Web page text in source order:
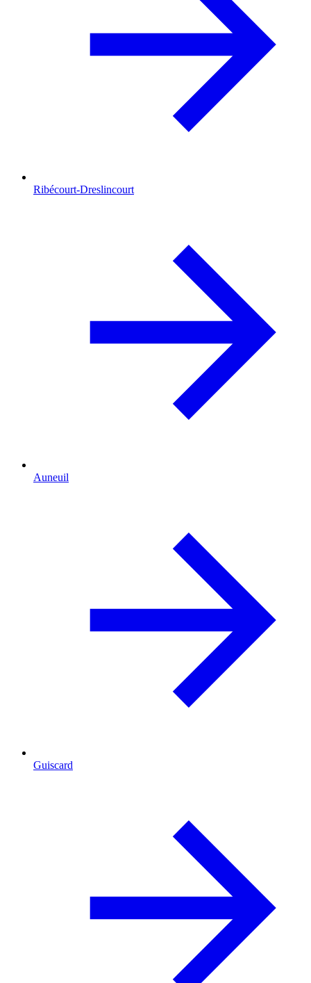
Ribécourt-Dreslincourt
Auneuil
Guiscard